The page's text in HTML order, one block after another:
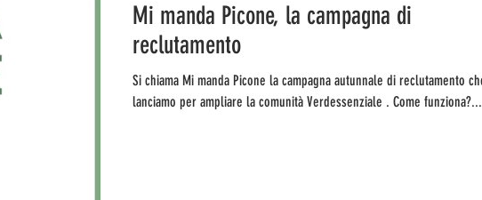
Mi manda Picone, la campagna di
reclutamento
Si chiama Mi manda Picone la campagna autunnale di reclutamento che
lanciamo per ampliare la comunità Verdessenziale . Come funziona?...